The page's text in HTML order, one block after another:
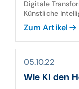
Digitale
Künstliche
Zum Artikel
05.10.22
Wie KI den